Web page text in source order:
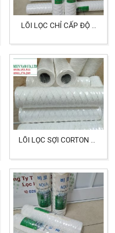
LÕI LỌC CHỈ CẤP ĐỘ 5
20 INCH DÙNG CHO LỌC
DẦU NHỚT
LÕI LỌC SỢI CORTON 10
NHIỆT VÀ HÓA CHẤT